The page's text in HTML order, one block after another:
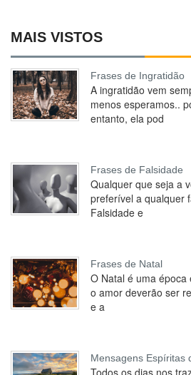
MAIS VISTOS
Frases de Ingratidão
A ingratidão vem
menos esperamos..
entanto, ela pod
Frases de Falsidade
Qualquer que seja a
preferível a qualquer
Falsidade e
Frases de Natal
O Natal é uma
o amor deverão ser
e a
Mensagens Espíritas
Todos os dias nos